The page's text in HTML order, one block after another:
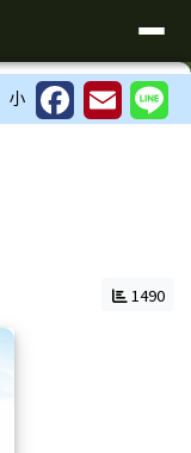
小
1490